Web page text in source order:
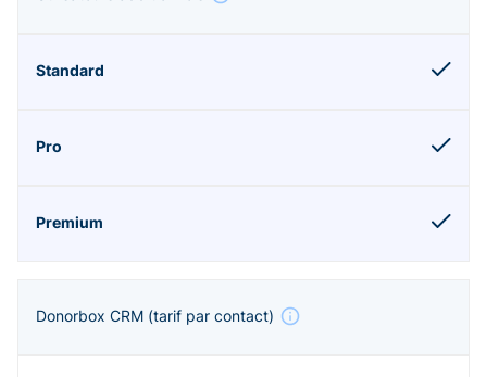
Donorbox CRM (tarif par contact)